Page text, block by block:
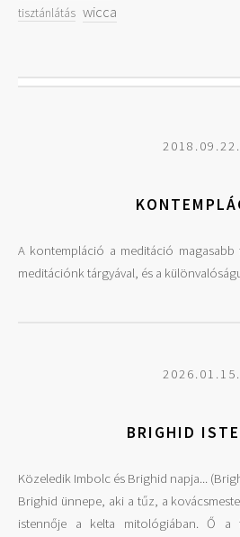
tisztánlátás wicca
2018.09.22.
A kontempláció a meditáció
meditációnk tárgyával, és a
2026.01.15.
BRIGHID
Közeledik Imbolc és Brighid napja...
Brighid ünnepe, aki a tűz, a
istennője a kelta mitológiában. Ő